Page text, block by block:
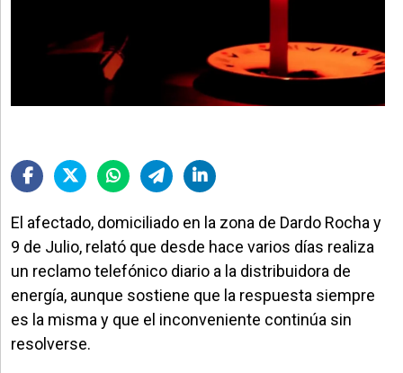
El afectado, domiciliado en la zona de Dardo Rocha y
9 de Julio, relató que desde hace varios días realiza
un reclamo telefónico diario a la distribuidora de
energía, aunque sostiene que la respuesta siempre
es la misma y que el inconveniente continúa sin
resolverse.